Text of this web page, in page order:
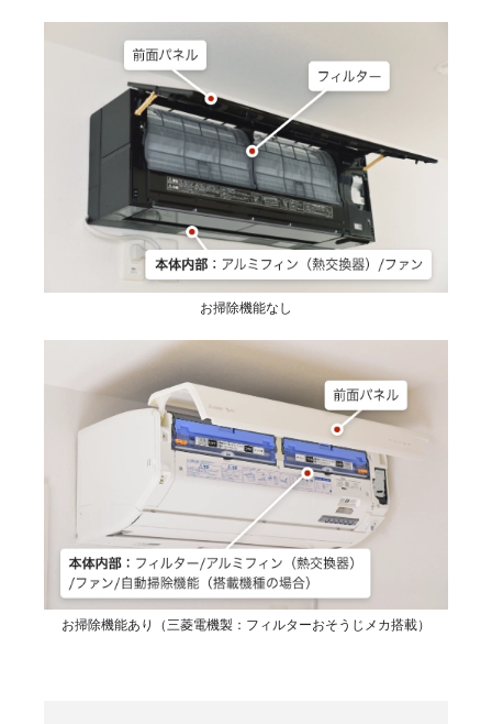
お掃除機能なし
お掃除機能あり（三菱電機製：フィルターおそうじメカ搭載）